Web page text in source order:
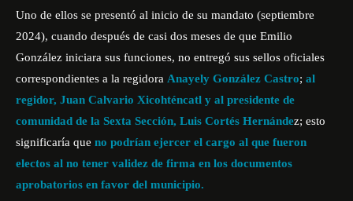
Uno de ellos se presentó al inicio de su mandato (septiembre
2024), cuando después de casi dos meses de que Emilio
González iniciara sus funciones, no entregó sus sellos oficiales
correspondientes a la regidora Anayely González Castro; al
regidor, Juan Calvario Xicohténcatl y al presidente de
comunidad de la Sexta Sección, Luis Cortés Hernández; esto
significaría que no podrían ejercer el cargo al que fueron
electos al no tener validez de firma en los documentos
aprobatorios en favor del municipio.